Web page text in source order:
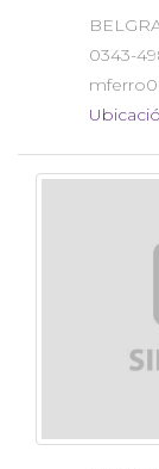
0343-